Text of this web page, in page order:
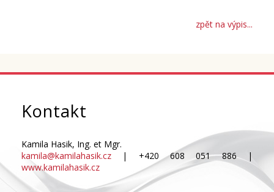
zpět na výpis...
Kontakt
Kamila Hasik, Ing. et Mgr.
kamila@kamilahasik.cz | +420 608 051 886 |
www.kamilahasik.cz